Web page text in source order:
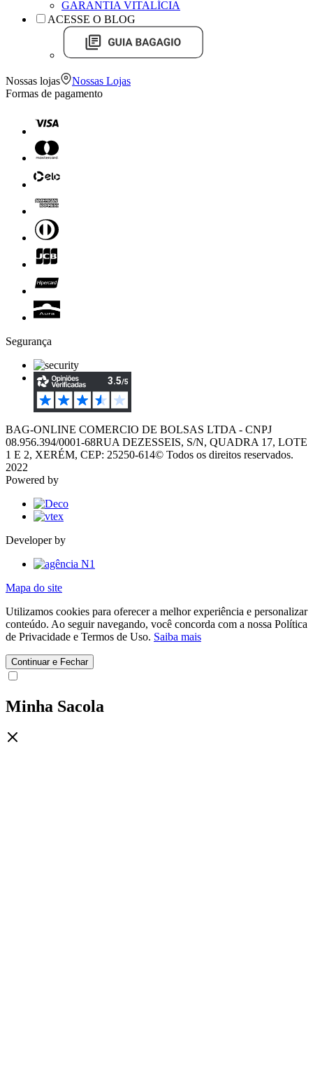
GARANTIA VITALÍCIA
ACESSE O BLOG
Nossas lojas
Nossas Lojas
Formas de pagamento
Segurança
BAG-ONLINE COMERCIO DE BOLSAS LTDA - CNPJ
08.956.394/0001-68RUA DEZESSEIS, S/N, QUADRA 17, LOTE
1 E 2, XERÉM, CEP: 25250-614© Todos os direitos reservados.
2022
Powered by
Developer by
Mapa do site
Utilizamos cookies para oferecer a melhor experiência e personalizar
conteúdo. Ao seguir navegando, você concorda com a nossa Política
de Privacidade e Termos de Uso. Saiba mais
Continuar e Fechar
Minha Sacola